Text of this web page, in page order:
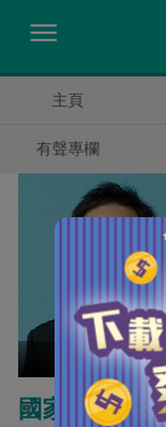
主頁
有聲專欄
柯創盛
國家安全香